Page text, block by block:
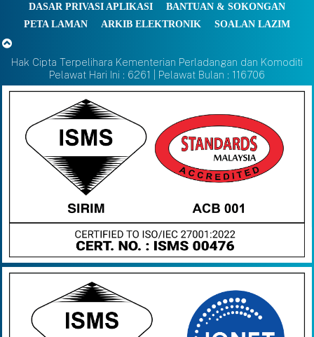
DASAR PRIVASI APLIKASI
BANTUAN & SOKONGAN
PETA LAMAN
ARKIB ELEKTRONIK SOALAN LAZIM
Hak Cipta Terpelihara Kementerian Perladangan dan Komoditi
Pelawat Hari Ini : 6261 | Pelawat Bulan : 116706